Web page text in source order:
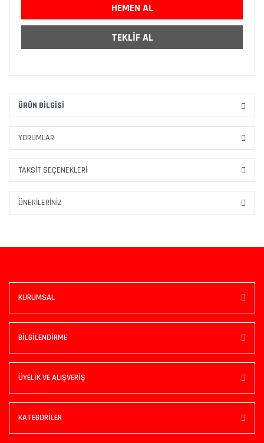
HEMEN AL
TEKLİF AL
ÜRÜN BILGISI
YORUMLAR
TAKSIT SEÇENEKLERI
ÖNERILERINIZ
KURUMSAL
BİLGİLENDİRME
ÜYELİK VE ALIŞVERİŞ
KATEGORİLER